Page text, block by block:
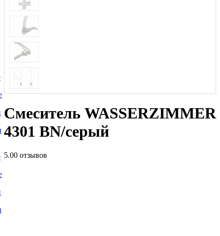
Смеситель WASSERZIMMER
4301 BN/серый
5.00 отзывов